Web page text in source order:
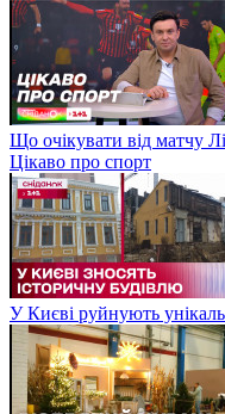
Що очікувати від матчу
Цікаво про спорт
У Києві руйнують